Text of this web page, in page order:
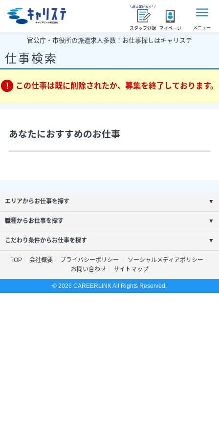
スタッフ登録 マイページ メニュー
官公庁・市役所の派遣求人多数！お仕事探しはキャリステ
仕事検索
この仕事は既に削除されたか、募集を終了しております。
あなたにおすすめのお仕事
エリアからお仕事を探す ▼
職種からお仕事を探す ▼
こだわり条件からお仕事を探す ▼
TOP 会社概要 プライバシーポリシー
ソーシャルメディアポリシー
お問い合わせ
サイトマップ
© 2026 CAREERLINK All Rights Reserved.